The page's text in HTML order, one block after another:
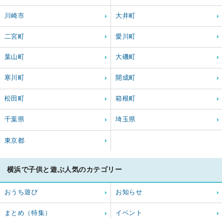
川崎市 大井町
二宮町 愛川町
葉山町 大磯町
寒川町 開成町
松田町 箱根町
千葉県 埼玉県
東京都
横浜で子供と遊ぶ人気のカテゴリー
おうち遊び お知らせ
まとめ（特集） イベント